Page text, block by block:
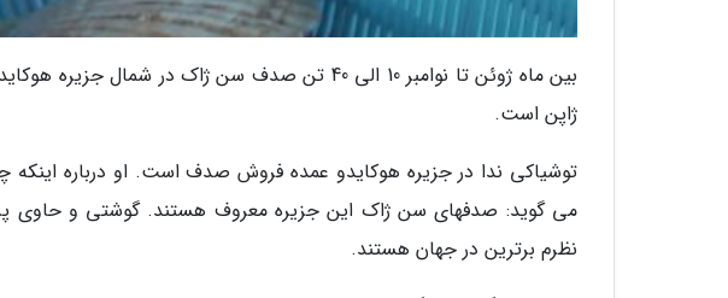
بین ماه ژوئن تا نوامبر 10 الی 40 تن صدف سن ژاک
ژاپن است.
توشیاکی ندا در جزیره هوکایدو عمده فروش صدف است. او درباره
می گوید: صدفهای سن ژاک این جزیره معروف هستند. گوشتی و حاوی
نظرم برترین در جهان هستند.